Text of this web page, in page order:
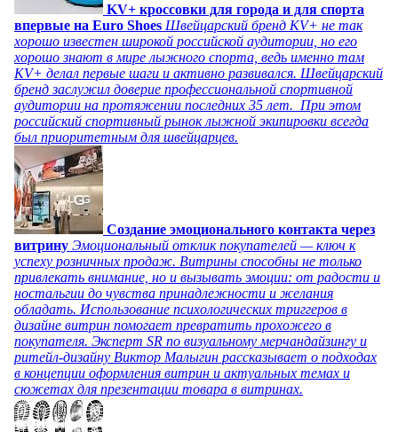
KV+ кроссовки для города и для спорта
впервые на Euro Shoes Швейцарский бренд KV+ не так
хорошо известен широкой российской аудитории, но его
хорошо знают в мире лыжного спорта, ведь именно там
KV+ делал первые шаги и активно развивался. Швейцарский
бренд заслужил доверие профессиональной спортивной
аудитории на протяжении последних 35 лет. При этом
российский спортивный рынок лыжной экипировки всегда
был приоритетным для швейцарцев.
Создание эмоционального контакта через
витрину Эмоциональный отклик покупателей — ключ к
успеху розничных продаж. Витрины способны не только
привлекать внимание, но и вызывать эмоции: от радости и
ностальгии до чувства принадлежности и желания
обладать. Использование психологических триггеров в
дизайне витрин помогает превратить прохожего в
покупателя. Эксперт SR по визуальному мерчандайзингу и
ритейл-дизайну Виктор Малыгин рассказывает о подходах
в концепции оформления витрин и актуальных темах и
сюжетах для презентации товара в витринах.